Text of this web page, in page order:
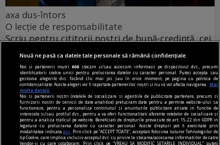
axa dus-întors
O lecție de responsabilitate
Scriu pentru cititorii noștri de bună-credință, cei
încruntat cînd au văzut numărul nostru de
săptămîna trecută.
Sever VOINESCU
Nouă ne pasă ca datele tale personale să rămână confidențiale
Noi și partenerii noștri606 stocăm și/sau accesăm informații pe dispozitivul dvs., precum
identificatorii cookie unici pentru prelucrarea datelor cu caracter personal. Puteți accepta sau
gestiona alegerile dvs. făcând clic mai jos sau în orice moment, pe pagina cu politica de
confidențialitate. Aceste alegeri vor fi raportate partenerilor noștri și nu vă vor afecta navigarea.
Mai
multe detalii
Noi si partenerii nostri (retelele de socializare si agentiile de publicitate partenere, precum si
furnizorii nostri de servicii de date analitice) prelucram date pentru a permite website-ului sa
functioneze, pentru a personaliza continutul si anunturile publicitare afisate in functie de
interesele si/sau profilul dvs., pentru a va oferi functionalitati aferente retelelor de socializare si
pentru a analiza traficul pe website. Beneficiati de drepturile prevazute de art. 15-22 din GDPR in
legatura cu prelucrarea datelor cu caracter personal. Aceste drepturi pot fi exercitate prin
modalitatea indicataaici
. Prin click pe “ACCEPT TOATE”, acceptati folosirea tuturor Tehnologiilor de
tip Cookie, care implica inclusiv acceptul dvs. cu privire la stocarea/accesarea informatiilor de catre
Vendor-ii cu care colaboram. Prin click pe “VREAU SA MODIFIC SETARILE INDIVIDUAL” puteti